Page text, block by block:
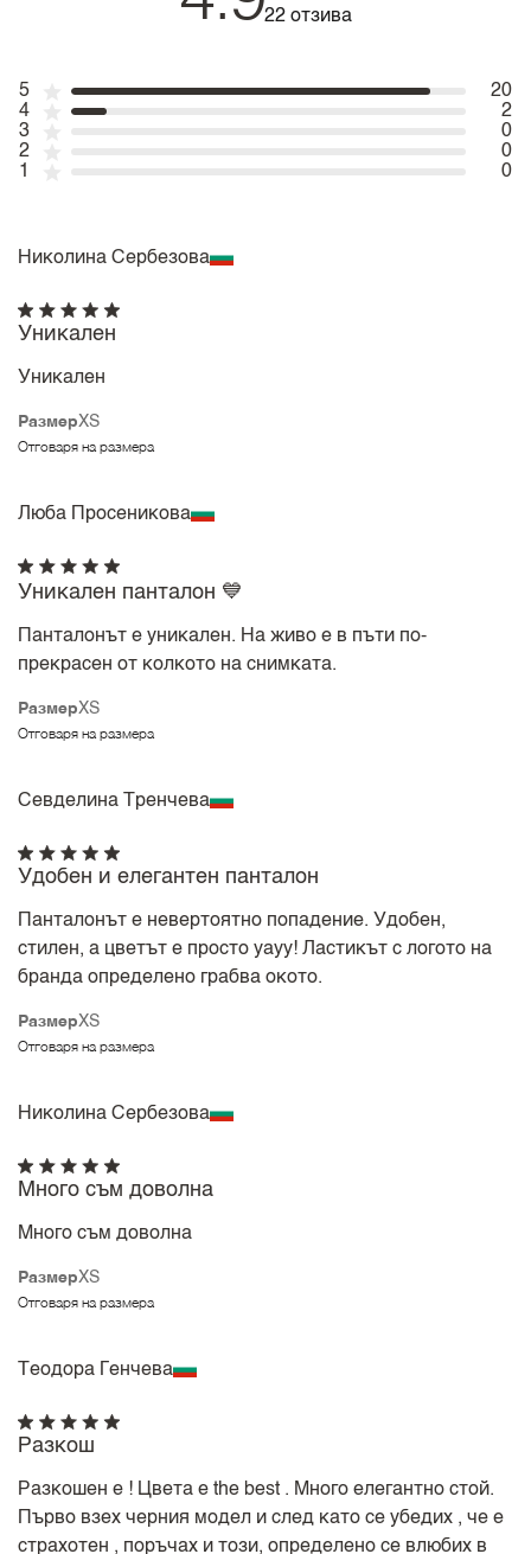
22 отзива
5
20
4
2
3
0
2
0
1
0
Николина Сербезова
РазмерXS
Отговаря на размера
Уникален
Уникален
Люба Просеникова
РазмерXS
Отговаря на размера
Уникален панталон 💙
Панталонът е уникален. На живо е в пъти по-
прекрасен от колкото на снимката.
Севделина Тренчева
РазмерXS
Отговаря на размера
Удобен и елегантен панталон
Панталонът е невертоятно попадение. Удобен,
стилен, а цветът е просто уауу! Ластикът с логото на
бранда определено грабва окото.
Николина Сербезова
РазмерXS
Отговаря на размера
Много съм доволна
Много съм доволна
Теодора Генчева
Разкош
Разкошен е ! Цвета е the best . Много елегантно стой.
Първо взех черния модел и след като се убедих , че е
страхотен , поръчах и този, определено се влюбих в